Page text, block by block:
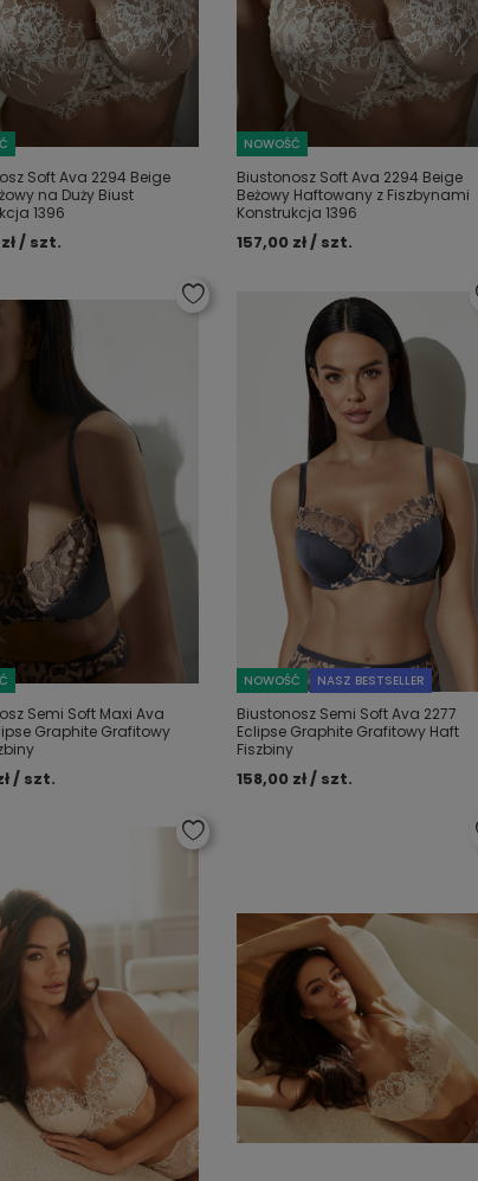
Soft Ava 2294 Beige
na Duży Biust
1396
/ szt.
NOWOŚĆ
Biustonosz Soft Ava 2294 Beige
Beżowy Haftowany z Fiszbynami
Konstrukcja 1396
157,00 zł / szt.
Semi Soft Maxi Ava
Graphite Grafitowy
/ szt.
NOWOŚĆ NASZ BESTSELLER
Biustonosz Semi Soft Ava 2277
Eclipse Graphite Grafitowy Haft
Fiszbiny
158,00 zł / szt.